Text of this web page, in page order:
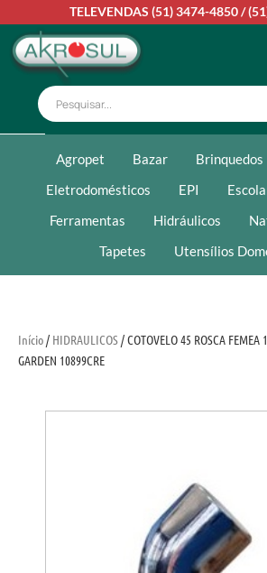
TELEVENDAS (51) 3474-4850/
Agropet Bazar Brinquedos
Eletrodomésticos
EPI
Ferramentas
Hidráulicos
Tapetes
Utensílios
Início/ HIDRAULICOS/ COTOVELO 45 ROSCA
GARDEN 10899CRE